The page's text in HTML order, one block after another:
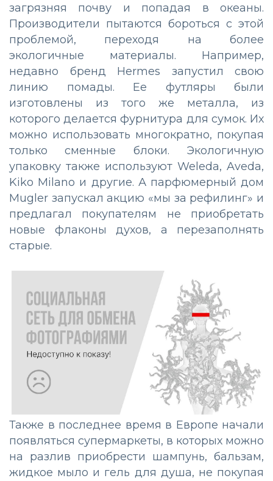
загрязняя почву и попадая в океаны.
Производители пытаются бороться с этой
проблемой, переходя на более
экологичные материалы. Например,
недавно бренд Hermes запустил свою
линию помады. Ее футляры были
изготовлены из того же металла, из
которого делается фурнитура для сумок. Их
можно использовать многократно, покупая
только сменные блоки. Экологичную
упаковку также используют Weleda, Aveda,
Kiko Milano и другие. А парфюмерный дом
Mugler запускал акцию «мы за рефилинг» и
предлагал покупателям не приобретать
новые флаконы духов, а перезаполнять
старые.
Также в последнее время в Европе начали
появляться супермаркеты, в которых можно
на разлив приобрести шампунь, бальзам,
жидкое мыло и гель для душа, не покупая